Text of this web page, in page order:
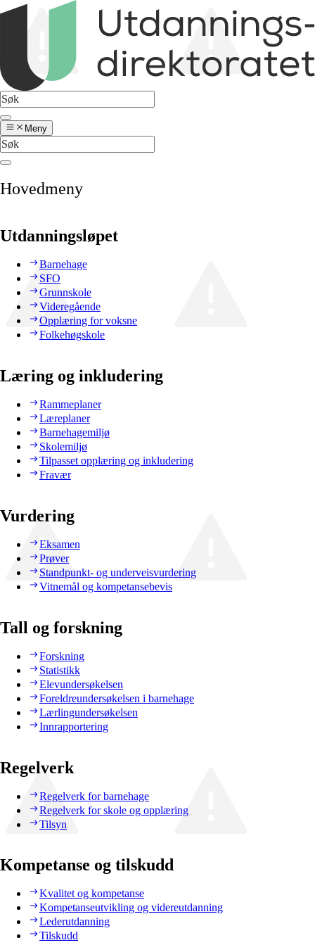
Meny
Hovedmeny
Utdanningsløpet
Barnehage
SFO
Grunnskole
Videregående
Opplæring for voksne
Folkehøgskole
Læring og inkludering
Rammeplaner
Læreplaner
Barnehagemiljø
Skolemiljø
Tilpasset opplæring og inkludering
Fravær
Vurdering
Eksamen
Prøver
Standpunkt- og underveisvurdering
Vitnemål og kompetansebevis
Tall og forskning
Forskning
Statistikk
Elevundersøkelsen
Foreldreundersøkelsen i barnehage
Lærlingundersøkelsen
Innrapportering
Regelverk
Regelverk for barnehage
Regelverk for skole og opplæring
Tilsyn
Kompetanse og tilskudd
Kvalitet og kompetanse
Kompetanseutvikling og videreutdanning
Lederutdanning
Tilskudd